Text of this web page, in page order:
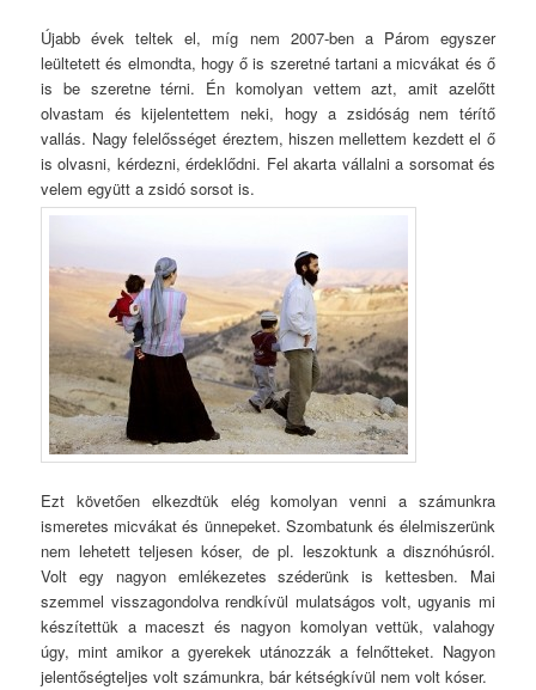
Újabb évek teltek el, míg nem 2007-ben a Párom egyszer
leültetett és elmondta, hogy ő is szeretné tartani a micvákat és ő
is be szeretne térni. Én komolyan vettem azt, amit azelőtt
olvastam és kijelentettem neki, hogy a zsidóság nem térítő
vallás. Nagy felelősséget éreztem, hiszen mellettem kezdett el ő
is olvasni, kérdezni, érdeklődni. Fel akarta vállalni a sorsomat és
velem együtt a zsidó sorsot is.
Ezt követően elkezdtük elég komolyan venni a számunkra
ismeretes micvákat és ünnepeket. Szombatunk és élelmiszerünk
nem lehetett teljesen kóser, de pl. leszoktunk a disznóhúsról.
Volt egy nagyon emlékezetes széderünk is kettesben. Mai
szemmel visszagondolva rendkívül mulatságos volt, ugyanis mi
készítettük a maceszt és nagyon komolyan vettük, valahogy
úgy, mint amikor a gyerekek utánozzák a felnőtteket. Nagyon
jelentőségteljes volt számunkra, bár kétségkívül nem volt kóser.